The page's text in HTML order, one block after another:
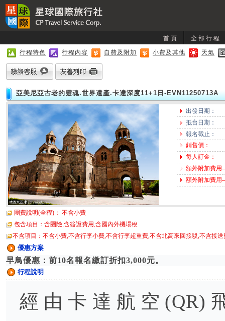
首頁
全部行程
行程特色
行程內容 自費及附加 小費及其他 天氣
亞美尼亞古老的靈魂.世界遺產.卡達深度11+1日-EVN11250713A
出發日期：
抵台日期：
報名截止：
銷售價：
每人訂金：
額外附加費用
額外附加費用
團費說明(全程)： 不含小費
包含項目：含團險,含簽證費用,含國內外機場稅
不含項目：不含小費,不含行李小費,不含行李超重費,不含北高來回接駁,不含接送
優惠方案
早鳥優惠：前10名報名繳訂折扣3,000元。
行程說明
經由卡達航空(QR)